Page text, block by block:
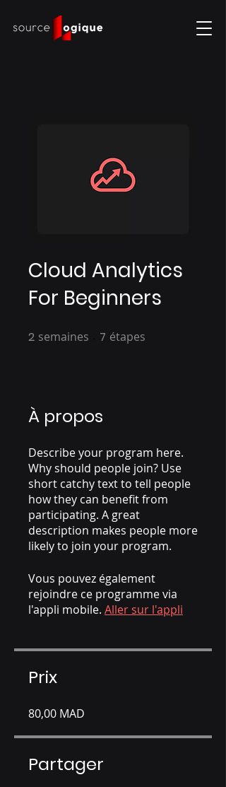
Cloud Analytics
For Beginners
2 semaines 2 semaines
7 étapes
À propos
Describe your program here.
Why should people join? Use
short catchy text to tell people
how they can benefit from
participating. A great
description makes people more
likely to join your program.
Vous pouvez également
rejoindre ce programme via
l'appli mobile. Aller sur l'appli
Prix
80,00 MAD
Partager